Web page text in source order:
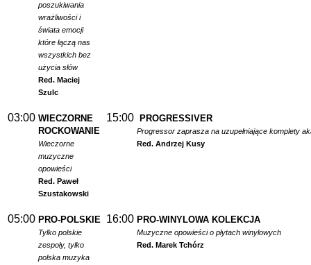
poszukiwania
wrażliwości i
świata emocji
które łączą nas
wszystkich bez
użycia słów
Red. Maciej
Szulc
03:00 WIECZORNE
ROCKOWANIE
Wieczorne
muzyczne
opowieści
Red. Paweł
Szustakowski
15:00 PROGRESSIVER
Progressor zaprasza na uzupełniające komplety
Red. Andrzej Kusy
05:00 PRO-POLSKIE
Tylko polskie
zespoły, tylko
polska muzyka
16:00 PRO-WINYLOWA KOLEKCJA
Muzyczne opowieści o płytach winylowych
Red. Marek Tchórz